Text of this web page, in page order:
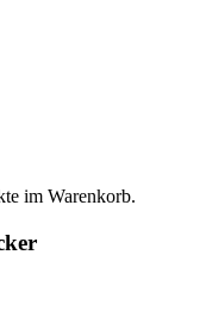
im Warenkorb.